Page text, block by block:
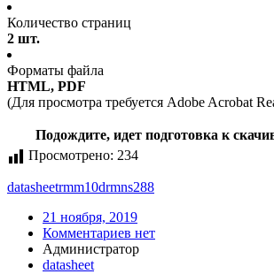
Количество страниц
2 шт.
Форматы файла
HTML, PDF
(Для просмотра требуется Adobe Acrobat
Подождите, идет подготовка к
Просмотрено: 234
datasheetrmm10drmns288
21 ноября, 2019
Комментариев нет
Администратор
datasheet